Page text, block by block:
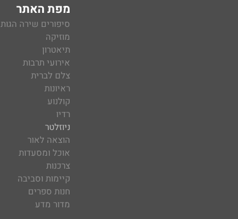
מפת האתר
סיפורים שירה הגות
מוזיקה
תיאטרון
אירועי תרבות
צלם לברית
ראיונות
קולנוע
רדיו
ניוזלטר
הוצאה לאור
אוכל ומסעדות
צרכנות
קיימות וסביבה
חנות ספרים
מדור מדע